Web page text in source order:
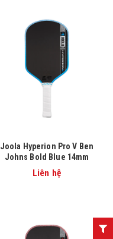
Joola Hyperion Pro V Ben
Johns Bold Blue 14mm
Liên hệ